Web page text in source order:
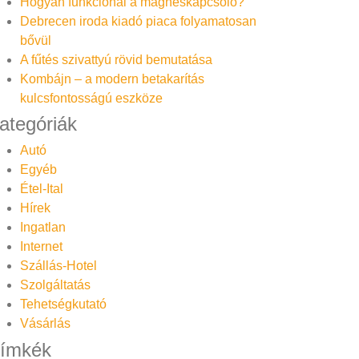
Debrecen iroda kiadó piaca folyamatosan
bővül
A fűtés szivattyú rövid bemutatása
Kombájn – a modern betakarítás
kulcsfontosságú eszköze
Autó
Egyéb
Étel-Ital
Hírek
Ingatlan
Internet
Szállás-Hotel
Szolgáltatás
Tehetségkutató
Vásárlás